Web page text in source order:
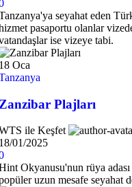
seyahat eden
pasaportu olanlar
ise vizeye tabi.
Oca
Plajları
ile Keşfet
01/2025
Okyanusu'nun rüya
uzun mesafe seyahat